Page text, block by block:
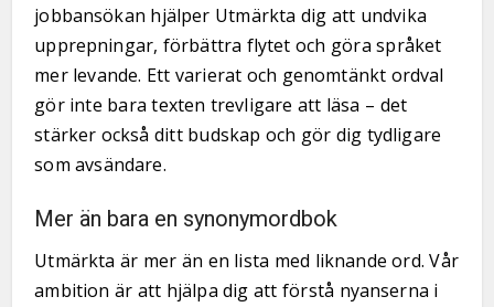
jobbansökan hjälper Utmärkta dig att undvika
upprepningar, förbättra flytet och göra språket
mer levande. Ett varierat och genomtänkt ordval
gör inte bara texten trevligare att läsa – det
stärker också ditt budskap och gör dig tydligare
som avsändare.
Mer än bara en synonymordbok
Utmärkta är mer än en lista med liknande ord. Vår
ambition är att hjälpa dig att förstå nyanserna i